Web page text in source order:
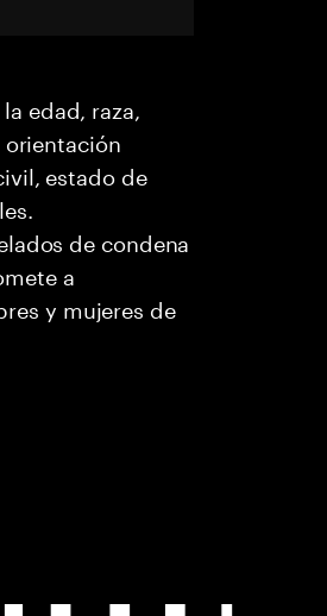
edad, raza,
estado de
de condena
a
y mujeres de